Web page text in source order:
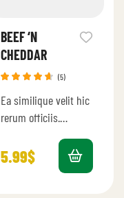
BEEF ‘N
CHEDDAR
4.60out
(5)
Ea similique velit hic
rerum officiis.
quidem dolores nulla
assumenda. Autem
5.99$